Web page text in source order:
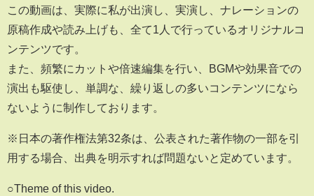
この動画は、実際に私が出演し、実演し、ナレーションの
原稿作成や読み上げも、全て1人で行っているオリジナルコ
ンテンツです。
また、頻繁にカットや倍速編集を行い、BGMや効果音での
演出も駆使し、単調な、繰り返しの多いコンテンツになら
ないように制作しております。
※日本の著作権法第32条は、公表された著作物の一部を引
用する場合、出典を明示すれば問題ないと定めています。
○Theme of this video.